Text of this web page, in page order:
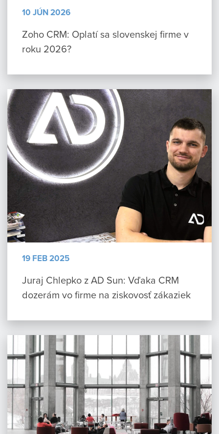
10 JÚN 2026
Zoho CRM: Oplatí sa slovenskej firme v
roku 2026?
19 FEB 2025
Juraj Chlepko z AD Sun: Vďaka CRM
dozerám vo firme na ziskovosť zákaziek